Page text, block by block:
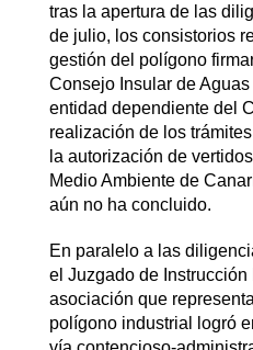
tras la apertura de las
de julio, los consistorios
gestión del polígono
Consejo Insular de
entidad dependiente del
realización de los
la autorización de
Medio Ambiente de
aún no ha concluido.
En paralelo a las
el Juzgado de Instrucción
asociación que
polígono industrial logró